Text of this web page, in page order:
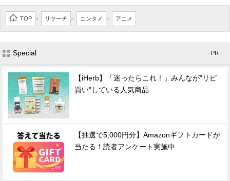
TOP > リサーチ > エンタメ > アニメ
Special - PR -
【iHerb】「迷ったらこれ！」みんなが"リピ
買い"している人気商品
【抽選で5,000円分】Amazonギフトカードが
当たる！読者アンケート実施中